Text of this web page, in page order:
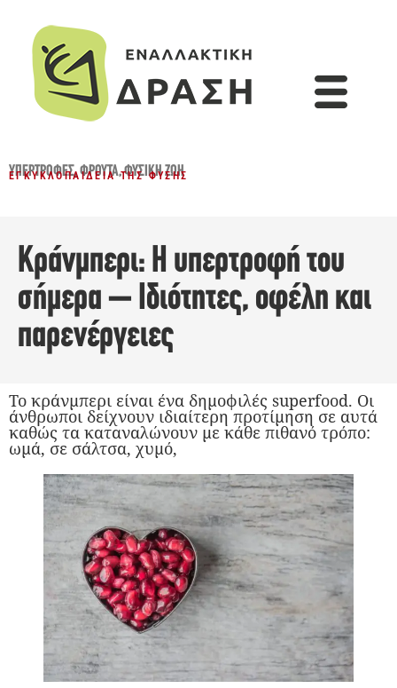
ΥΠΕΡΤΡΟΦΈΣ,ΦΡΟΎΤΑ,ΦΥΣΙΚΉ ΖΩΉ
ΕΓΚΥΚΛΟΠΑΊΔΕΙΑ ΤΗΣ ΦΎΣΗΣ
Κράνμπερι: Η υπερτροφή του
σήμερα – Ιδιότητες, οφέλη και
παρενέργειες
Το κράνμπερι είναι ένα δημοφιλές superfood. Οι
άνθρωποι δείχνουν ιδιαίτερη προτίμηση σε αυτά
καθώς τα καταναλώνουν με κάθε πιθανό τρόπο:
ωμά, σε σάλτσα, χυμό,